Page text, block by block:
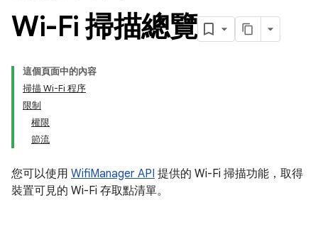
Wi-Fi 掃描總覽
這個頁面中的內容
掃描 Wi-Fi 程序
限制
權限
節流
您可以使用 WifiManager API 提供的 Wi-Fi 掃描功能，取得
裝置可見的 Wi-Fi 存取點清單。